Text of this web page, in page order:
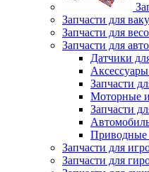
Запчасти для
Запчасти для
Запчасти для
Датчики
Запчасти
Моторные
Запчасти
Приводные
Запчасти для
Запчасти для